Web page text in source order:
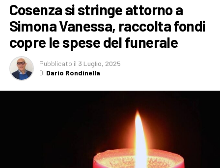
Cosenza si stringe attorno a
Simona Vanessa, raccolta fondi
copre le spese del funerale
Pubblicato il 3 Luglio, 2025
Di Dario Rondinella